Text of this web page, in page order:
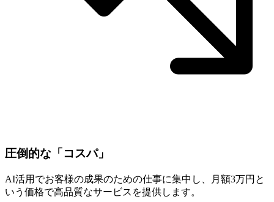
圧倒的な「コスパ」
AI活用でお客様の成果のための仕事に集中し、月額3万円と
いう価格で高品質なサービスを提供します。